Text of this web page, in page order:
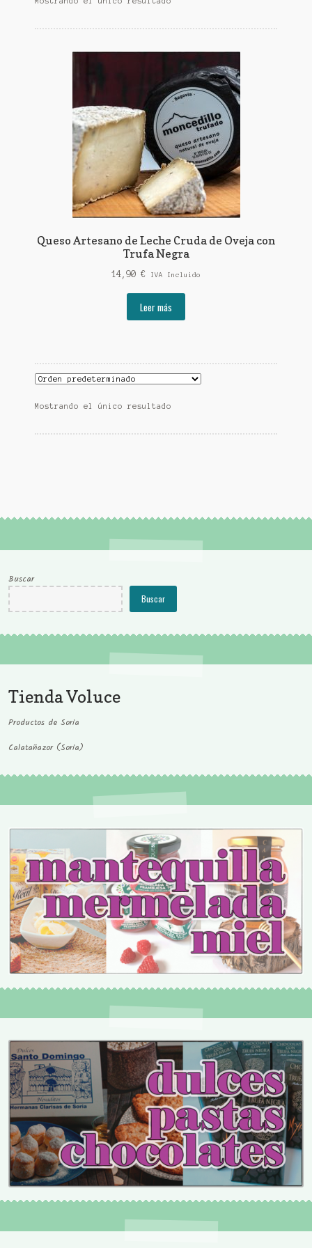
Queso Artesano de Leche Cruda de Oveja con
Trufa Negra
14,90 € IVA Incluido
Leer más
Mostrando el único resultado
Buscar
Buscar
Tienda Voluce
Productos de Soria
Calatañazor (Soria)